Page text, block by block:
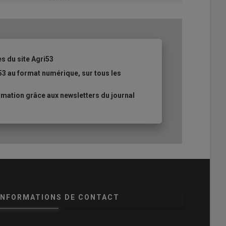
du site Agri53
au format numérique, sur tous les
grâce aux newsletters du journal
DE CONTACT